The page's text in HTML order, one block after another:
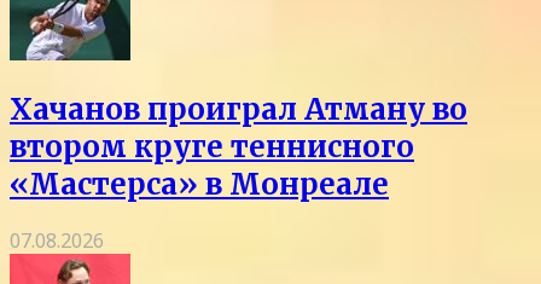
Хачанов проиграл Атману во
втором круге теннисного
«Мастерса» в Монреале
07.08.2026